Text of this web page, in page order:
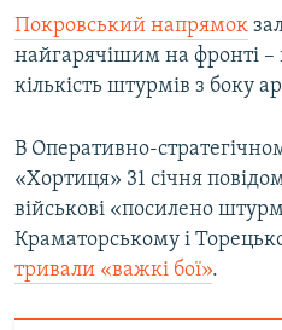
Покровський напрямок
найгарячішим на фронті –
кількість штурмів з боку
В Оперативно-
«Хортиця» 31 січня
військові «посилено
Краматорському і
тривали «важкі бої».